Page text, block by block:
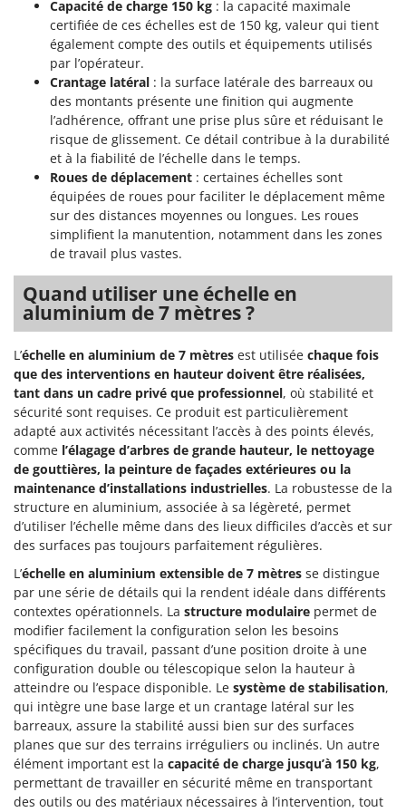
Machines pour la transformation des fruits
Machines sous vide
Motobineuses
Motoculteurs
Motofaucheuses
Motopompes pour irrigation
Moulins à céréales électriques
Moulins à farine
Nettoyeurs et Balais à vapeur
Nettoyeurs haute pression
Nettoyeurs tapis, moquettes et tapisseries
P
Peignes vibreurs et Secoueurs à olives
Pelles rétros pour tracteur
Perches Élagueuses
Pétrins à Spirale
Piscines
Planteuses de pommes de terre pour tracteur
Plateaux de coupe pour tracteur
Plumeuses
Pompes d'irrigation à tracteur
Pompes de transfert
Pompes immergées électriques
Postes à souder
Poussoirs à saucisse
Presses à pellets
Pressoirs à fruits
Pressoirs à Raisin
Famur
FARMER
FBC
Ferrari Group
Ferroni
Ferrua
FIAC
FIEM
Fimar
FINI
Fiorentini
Fiskars
Fontana Forni
Forest Master
Francini
G
G3 Ferrari
Gardena
Garofalo
GeoTech
GeoTech Pro
Gierre
Ginko - MGM
Gipeco
Girmi
GRAEF
Gre
GreenBay
Greenworks
Capacité de charge 150 kg : la capacité maximale
certifiée de ces échelles est de 150 kg, valeur qui tient
également compte des outils et équipements utilisés
par l’opérateur.
Crantage latéral : la surface latérale des barreaux ou
des montants présente une finition qui augmente
l’adhérence, offrant une prise plus sûre et réduisant le
risque de glissement. Ce détail contribue à la durabilité
et à la fiabilité de l’échelle dans le temps.
Roues de déplacement : certaines échelles sont
équipées de roues pour faciliter le déplacement même
sur des distances moyennes ou longues. Les roues
simplifient la manutention, notamment dans les zones
de travail plus vastes.
Quand utiliser une échelle en
aluminium de 7 mètres ?
L’échelle en aluminium de 7 mètres est utilisée chaque fois
que des interventions en hauteur doivent être réalisées,
tant dans un cadre privé que professionnel, où stabilité et
sécurité sont requises. Ce produit est particulièrement
adapté aux activités nécessitant l’accès à des points élevés,
comme l’élagage d’arbres de grande hauteur, le nettoyage
de gouttières, la peinture de façades extérieures ou la
maintenance d’installations industrielles. La robustesse de la
structure en aluminium, associée à sa légèreté, permet
d’utiliser l’échelle même dans des lieux difficiles d’accès et sur
des surfaces pas toujours parfaitement régulières.
L’échelle en aluminium extensible de 7 mètres se distingue
par une série de détails qui la rendent idéale dans différents
contextes opérationnels. La structure modulaire permet de
modifier facilement la configuration selon les besoins
spécifiques du travail, passant d’une position droite à une
configuration double ou télescopique selon la hauteur à
atteindre ou l’espace disponible. Le système de stabilisation,
qui intègre une base large et un crantage latéral sur les
barreaux, assure la stabilité aussi bien sur des surfaces
planes que sur des terrains irréguliers ou inclinés. Un autre
élément important est la capacité de charge jusqu’à 150 kg,
permettant de travailler en sécurité même en transportant
des outils ou des matériaux nécessaires à l’intervention, tout